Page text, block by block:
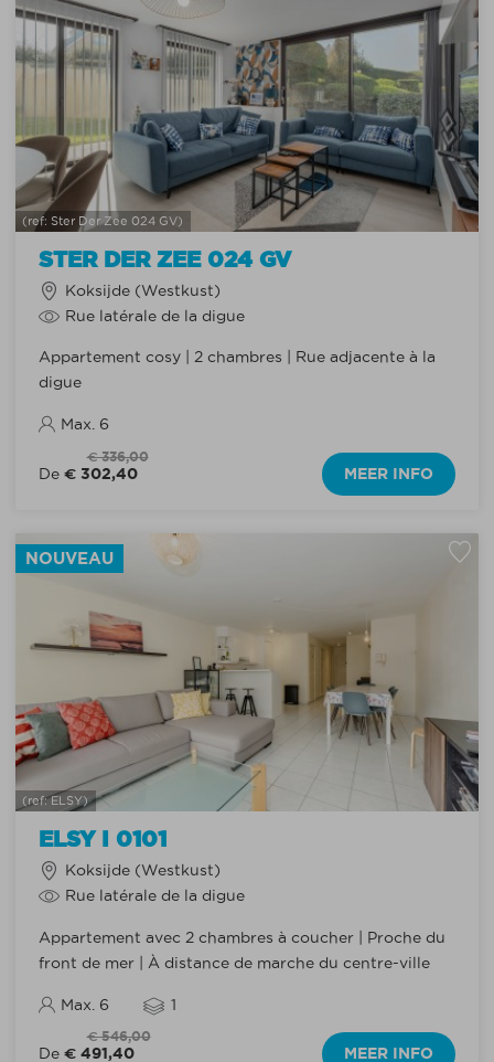
STER DER ZEE 024 GV
(ref: Ster Der Zee 024 GV)
Koksijde (Westkust)
Rue latérale de la digue
Appartement cosy | 2 chambres | Rue adjacente à la
digue
Max. 6
€ 336,00
De € 302,40 MEER INFO
ELSY I 0101
NOUVEAU
(ref: ELSY)
Koksijde (Westkust)
Rue latérale de la digue
Appartement avec 2 chambres à coucher | Proche du
front de mer | À distance de marche du centre-ville
Max. 6 1
€ 546,00
De € 491,40 MEER INFO